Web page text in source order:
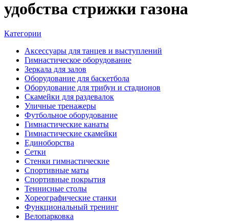
удобства стрижки газона
Категории
Аксессуары для танцев и выступлений
Гимнастическое оборудование
Зеркала для залов
Оборудование для баскетбола
Оборудование для трибун и стадионов
Скамейки для раздевалок
Уличные тренажеры
Футбольное оборудование
Гимнастические канаты
Гимнастические скамейки
Единоборства
Сетки
Стенки гимнастические
Спортивные маты
Спортивные покрытия
Теннисные столы
Хореографические станки
Функциональный тренинг
Велопарковка